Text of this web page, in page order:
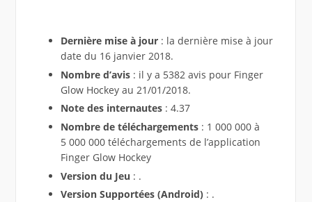
Dernière mise à jour: la dernière mise à jour
date du 16 janvier 2018.
Nombre d’avis: il y a 5382 avis pour Finger
Glow Hockey au 21/01/2018.
Note des internautes: 4.37
Nombre de téléchargements : 1 000 000 à
5 000 000 téléchargements de l’application
Finger Glow Hockey
Version du Jeu : .
Version Supportées (Android): .